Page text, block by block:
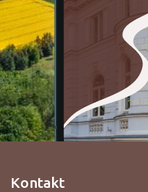
Kontakt